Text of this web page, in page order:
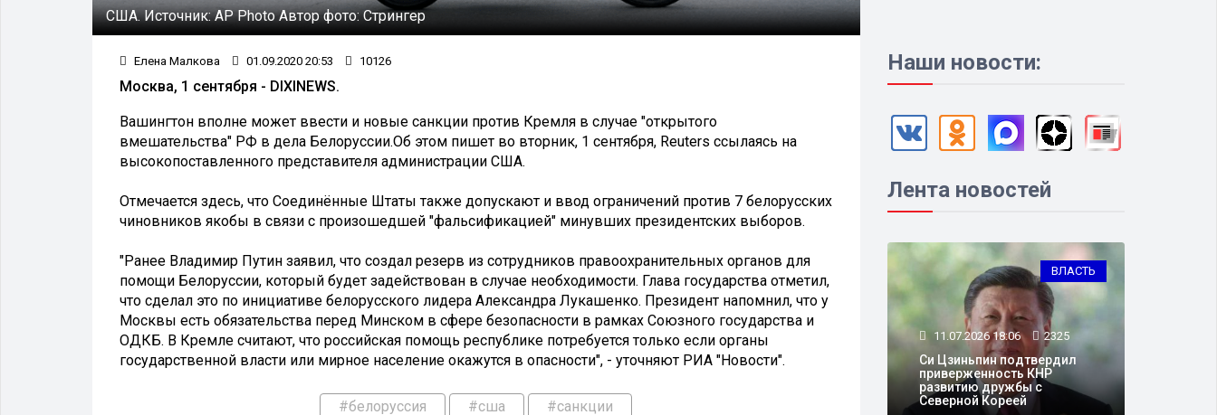
США.Источник:AP PhotoАвтор фото:Стрингер
Елена Малкова 01.09.2020 20:53 10126
Москва, 1 сентября - DIXINEWS.
Вашингтон вполне может ввести и новые санкции против Кремля в случае "открытого
вмешательства" РФ в дела Белоруссии.Об этом пишет во вторник, 1 сентября, Reuters ссылаясь на
высокопоставленного представителя администрации США.
Отмечается здесь, что Соединённые Штаты также допускают и ввод ограничений против 7 белорусских
чиновников якобы в связи с произошедшей "фальсификацией" минувших президентских выборов.
"Ранее Владимир Путин заявил, что создал резерв из сотрудников правоохранительных органов для
помощи Белоруссии, который будет задействован в случае необходимости. Глава государства отметил,
что сделал это по инициативе белорусского лидера Александра Лукашенко. Президент напомнил, что у
Москвы есть обязательства перед Минском в сфере безопасности в рамках Союзного государства и
ОДКБ. В Кремле считают, что российская помощь республике потребуется только если органы
государственной власти или мирное население окажутся в опасности", - уточняют РИА "Новости".
#белоруссия #сша #санкции
Наши новости:
Лента новостей
ВЛАСТЬ
11.07.2026 18:06 2325
Си Цзиньпин подтвердил
приверженность КНР
развитию дружбы с
Северной Кореей